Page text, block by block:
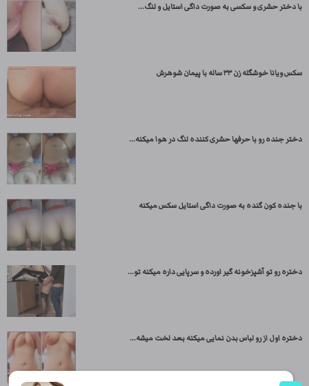
با دختر حشری و سکسی به صورت داگی استایل و لنگ...
سکس ویانا خوشگله زن ۳۳ ساله با پیمان شوهرش
دختر جنده رو با حرفها حشری کننده لنگ در هوا میکنه...
با جنده کون گنده به صورت داگی استایل سکس میکنه
دختره رو تو آشپزخونه گیر اورده و سرپایی داره میکنه تو...
دختره اول از رو لباس بدن نمایی میکنه بعد لخت میشه...